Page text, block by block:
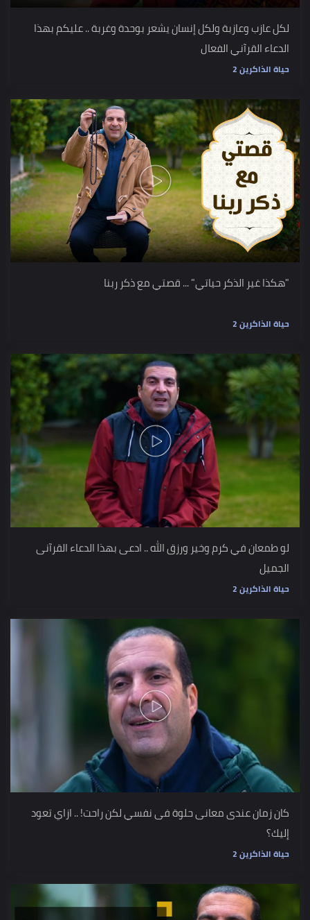
لكل عازب وعازبة ولكل إنسان يشعر بوحدة وغربة .. عليكم بهذا
الدعاء القرآني الفعال
حياة الذاكرين 2
"هكذا غير الذكر حياتي" ... قصتي مع ذكر ربنا
حياة الذاكرين 2
لو طمعان في كرم وخير ورزق الله .. ادعى بهذا الدعاء القرآنى
الجميل
حياة الذاكرين 2
كان زمان عندى معانى حلوة فى نفسي لكن راحت! .. ازاي تعود
إليك؟
حياة الذاكرين 2